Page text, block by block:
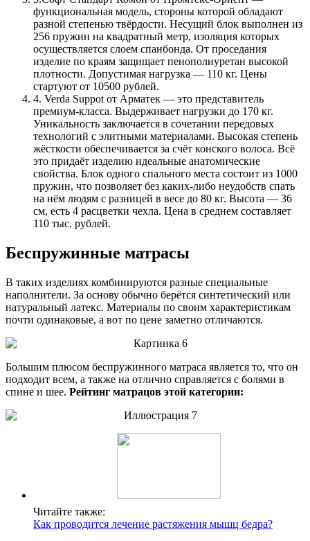
функциональная модель, стороны которой обладают
разной степенью твёрдости. Несущий блок выполнен из
256 пружин на квадратный метр, изоляция которых
осуществляется слоем спанбонда. От проседания
изделие по краям защищает пенополиуретан высокой
плотности. Допустимая нагрузка — 110 кг. Цены
стартуют от 10500 рублей.
4. Verda Suppot от Арматек — это представитель
премиум-класса. Выдерживает нагрузки до 170 кг.
Уникальность заключается в сочетании передовых
технологий с элитными материалами. Высокая степень
жёсткости обеспечивается за счёт конского волоса. Всё
это придаёт изделию идеальные анатомические
свойства. Блок одного спального места состоит из 1000
пружин, что позволяет без каких-либо неудобств спать
на нём людям с разницей в весе до 80 кг. Высота — 36
см, есть 4 расцветки чехла. Цена в среднем составляет
110 тыс. рублей.
Беспружинные матрасы
В таких изделиях комбинируются разные специальные
наполнители. За основу обычно берётся синтетический или
натуральный латекс. Материалы по своим характеристикам
почти одинаковые, а вот по цене заметно отличаются.
Большим плюсом беспружинного матраса является то, что он
подходит всем, а также на отлично справляется с болями в
спине и шее. Рейтинг матрацов этой категории:
Читайте также:
Как проводится лечение растяжения мышц бедра?